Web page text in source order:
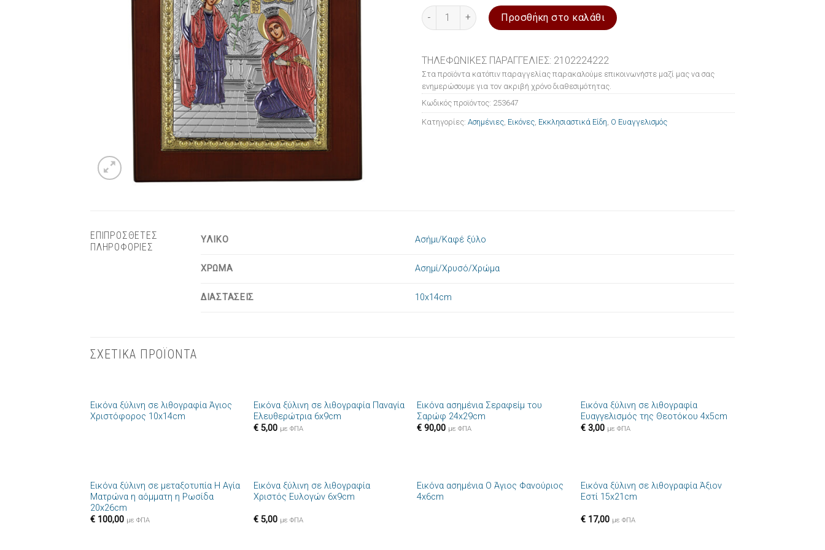
Εικόνα ασημένια Ο Ευαγγελισμός 10x14cm ποσότητα
Προσθήκη στο καλάθι
ΤΗΛΕΦΩΝΙΚΕΣ ΠΑΡΑΓΓΕΛΙΕΣ: 2102224222
Στα προϊόντα κατόπιν παραγγελίας παρακαλούμε επικοινωνήστε μαζί μας να σας
ενημερώσουμε για τον ακριβή χρόνο διαθεσιμότητας.
Κωδικός προϊόντος: 253647
Κατηγορίες: Ασημένιες Εικόνες Εκκλησιαστικά Είδη Ο Ευαγγελισμός
ΕΠΙΠΡΟΣΘΕΤΕΣ
ΠΛΗΡΟΦΟΡΙΕΣ
ΥΛΙΚΟ Ασήμι/Καφέ ξύλο
ΧΡΩΜΑ Ασημί/Χρυσό/Χρώμα
ΔΙΑΣΤΑΣΕΙΣ 10x14cm
ΣΧΕΤΙΚΑ ΠΡΟΪΟΝΤΑ
Πρόσθήκη
Εικόνα ξύλινη σε λιθογραφία Άγιος
Χριστόφορος 10x14cm
Πρόσθήκη
Εικόνα ξύλινη σε λιθογραφία Παναγία
Ελευθερώτρια 6x9cm
€ 5,00 με ΦΠΑ
Πρόσθήκη
Εικόνα ασημένια Σεραφείμ του
Σαρώφ 24x29cm
€ 90,00 με ΦΠΑ
Πρόσθήκη
στην λίστα
Εικόνα ξύλινη σε λιθογραφία
Ευαγγελισμός της Θεοτόκου 4x5cm
€3,00 με ΦΠΑ
Πρόσθήκη
στην λίστα
Εικόνα ξύλινη σε μεταξοτυπία Η Αγία
Ματρώνα η αόμματη η Ρωσίδα
20x26cm
€100,00 με ΦΠΑ
Πρόσθήκη
Εικόνα ξύλινη σε λιθογραφία
Χριστός Ευλογών 6x9cm
€ 5,00 με ΦΠΑ
Πρόσθήκη
Εικόνα ασημένια Ο Άγιος Φανούριος
4x6cm
Πρόσθήκη
Εικόνα ξύλινη σε λιθογραφία Άξιον
Εστί 15x21cm
€17,00 με ΦΠΑ